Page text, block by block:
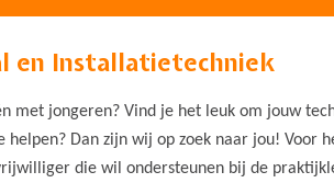
en Installatietechniek
met jongeren? Vind je het leuk om jouw
Dan zijn wij op zoek naar jou! Voor
die wil ondersteunen bij de